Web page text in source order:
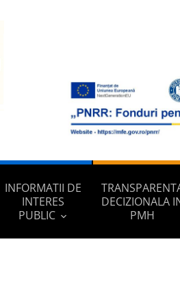
INFORMATII DE
INTERES
PUBLIC
DECIZIONALA
PMH